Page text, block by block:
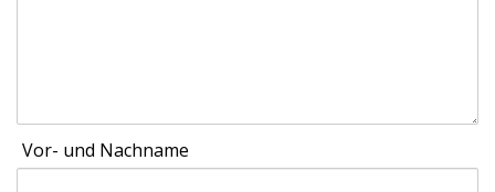
Vor- und Nachname